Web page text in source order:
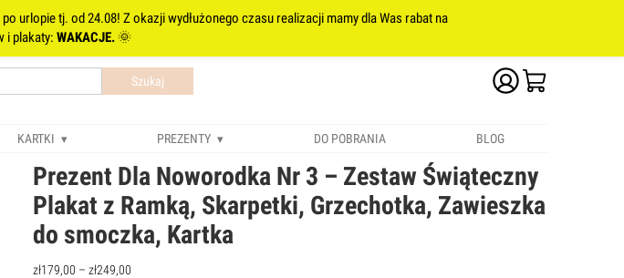
Szukaj
KARTKI PREZENTY DO POBRANIA BLOG
Prezent Dla Noworodka Nr 3 – Zestaw Świąteczny
Plakat z Ramką, Skarpetki, Grzechotka, Zawieszka
do smoczka, Kartka
zł179,00 – zł249,00
urlopie tj. od 24.08! Z okazji wydłużonego czasu realizacji mamy dla Was rabat na
i plakaty: WAKACJE. 🌞